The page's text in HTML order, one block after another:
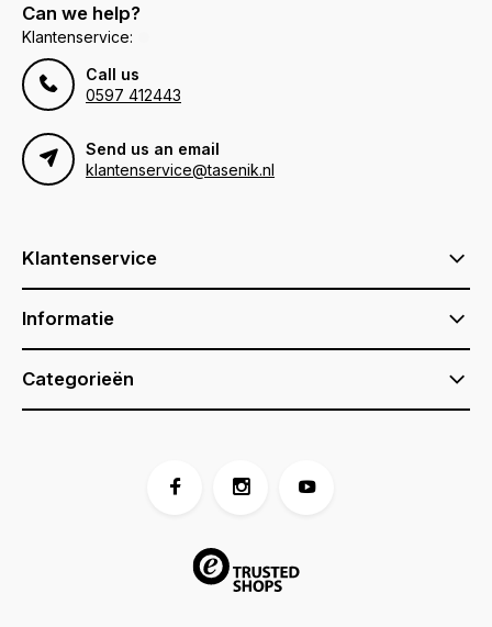
Can we help?
Klantenservice:
Call us
0597 412443
Send us an email
klantenservice@tasenik.nl
Klantenservice
Informatie
Categorieën